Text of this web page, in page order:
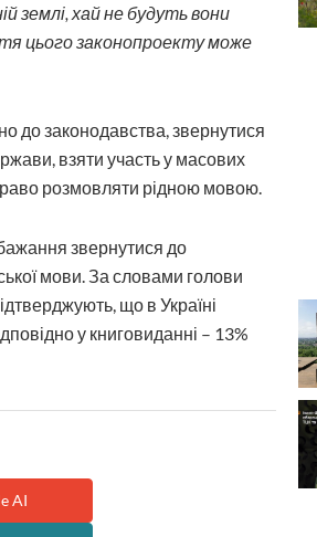
землі, хай не будуть вони
цього законопроекту може
до законодавства, звернутися
взяти участь у масових
розмовляти рідною мовою.
звернутися до
мови. За словами голови
що в Україні
у книговиданні – 13%
AI